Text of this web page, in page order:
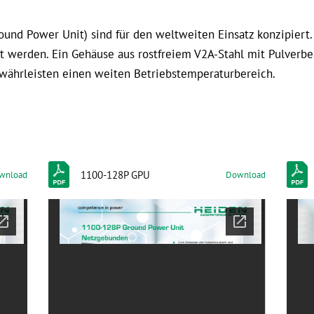
Power Unit) sind für den weltweiten Einsatz
Ein Gehäuse aus rostfreiem V2A-Stahl mit
einen weiten Betriebstemperaturbereich.
1100-128P GPU Download